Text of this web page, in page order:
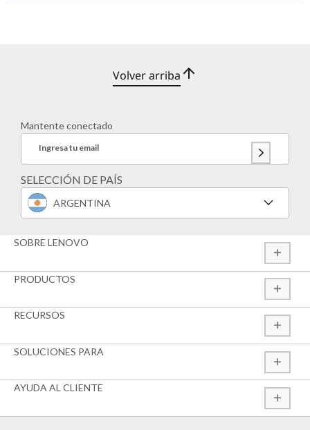
Volver arriba
Mantente conectado
Ingresa tu email
SELECCIÓN DE PAÍS
ARGENTINA
SOBRE LENOVO
PRODUCTOS
RECURSOS
SOLUCIONES PARA
AYUDA AL CLIENTE